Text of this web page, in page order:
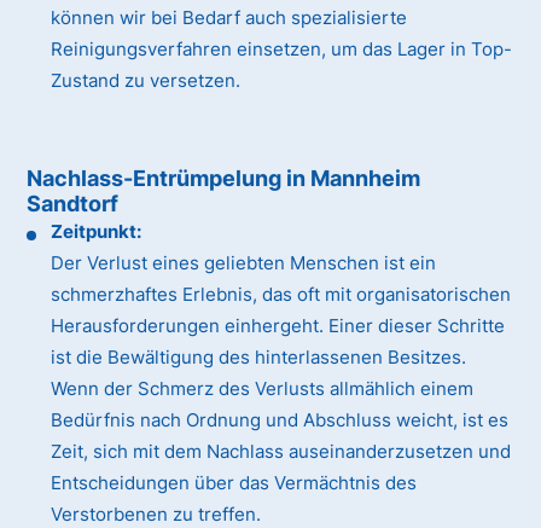
können wir bei Bedarf auch spezialisierte
Reinigungsverfahren einsetzen, um das Lager in Top-
Zustand zu versetzen.
Nachlass-Entrümpelung in Mannheim
Sandtorf
Zeitpunkt:
Der Verlust eines geliebten Menschen ist ein
schmerzhaftes Erlebnis, das oft mit organisatorischen
Herausforderungen einhergeht. Einer dieser Schritte
ist die Bewältigung des hinterlassenen Besitzes.
Wenn der Schmerz des Verlusts allmählich einem
Bedürfnis nach Ordnung und Abschluss weicht, ist es
Zeit, sich mit dem Nachlass auseinanderzusetzen und
Entscheidungen über das Vermächtnis des
Verstorbenen zu treffen.